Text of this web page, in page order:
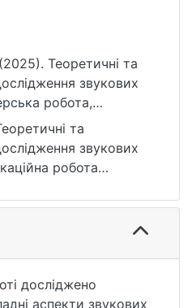
Теоретичні та
звукових
робота,
університет імені
handle/15071834/804
та
звукових
робота
2025. 52 с. URL:
handle/15071834/804
досліджено
аспекти звукових